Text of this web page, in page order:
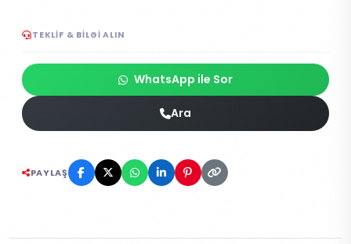
TEKLIF & BILGI ALIN
WhatsApp ile Sor
Ara
PAYLAŞ